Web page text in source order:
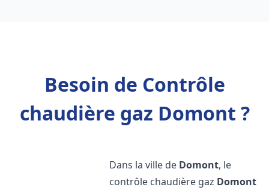
Besoin de Contrôle
chaudière gaz Domont ?
Dans la ville de Domont, le
contrôle chaudière gaz Domont